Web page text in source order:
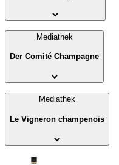
Mediathek
Der Comité Champagne
Mediathek
Le Vigneron champenois